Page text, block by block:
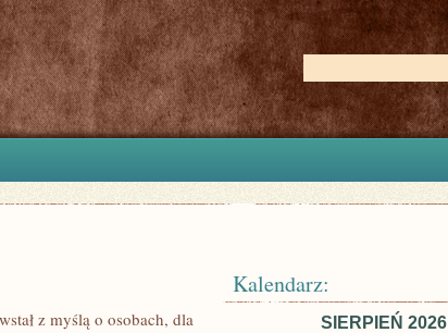
z myślą o osobach, dla
Kalendarz:
SIERPIEŃ 2026